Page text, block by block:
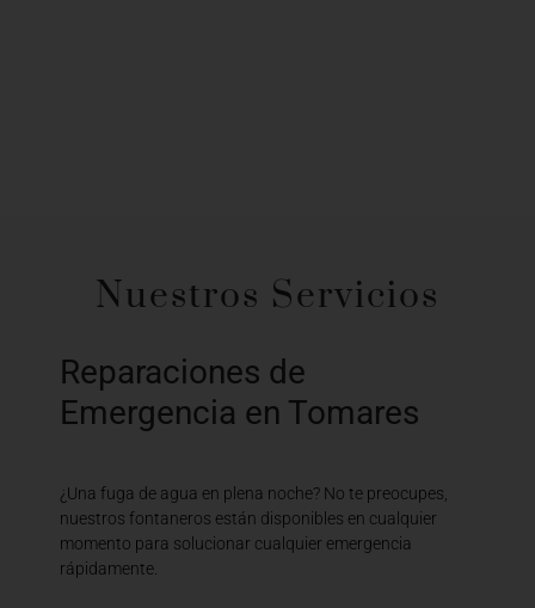
Nuestros Servicios
Reparaciones de
Emergencia en Tomares
¿Una fuga de agua en plena noche? No te preocupes,
nuestros fontaneros están disponibles en cualquier
momento para solucionar cualquier emergencia
rápidamente.